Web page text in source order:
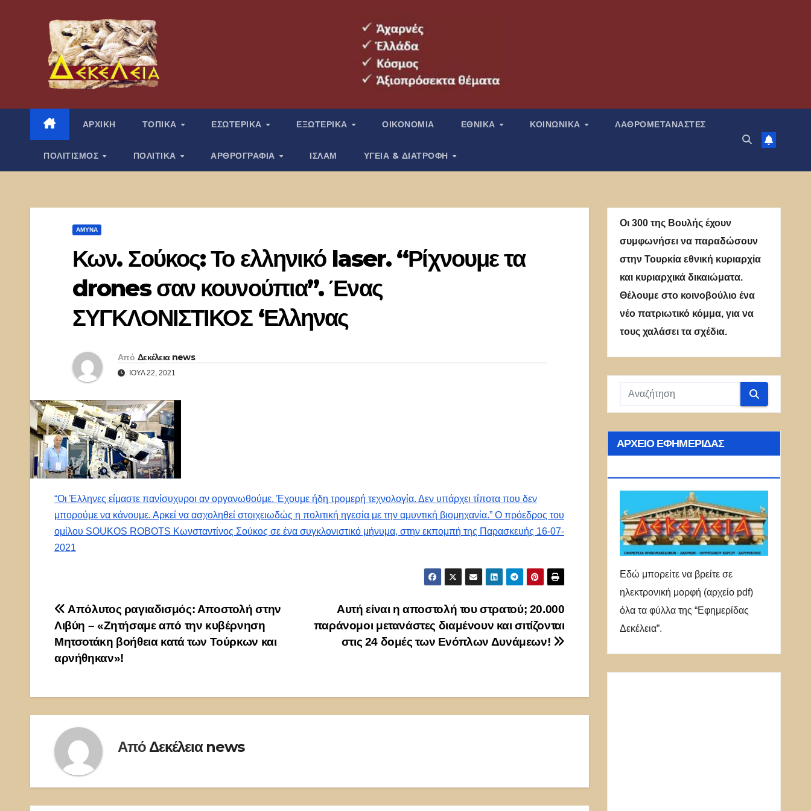
περιεχόμενο
ΑΡΧΙΚΗ ΤΟΠΙΚΑ ΕΣΩΤΕΡΙΚΑ ΕΞΩΤΕΡΙΚΑ ΟΙΚΟΝΟΜΙΑ ΕΘΝΙΚΑ ΚΟΙΝΩΝΙΚΑ ΛΑΘΡΟΜΕΤΑΝΑΣΤΕΣ
ΠΟΛΙΤΙΣΜΟΣ ΠΟΛΙΤΙΚΑ ΑΡΘΡΟΓΡΑΦΙΑ ΙΣΛΑΜ ΥΓΕΙΑ & ΔΙΑΤΡΟΦΗ
ΑΜΥΝΑ
Κων. Σούκος: Το ελληνικό laser. “Ρίχνουμε τα
drones σαν κουνούπια”. Ένας
ΣΥΓΚΛΟΝΙΣΤΙΚΟΣ ‘Ελληνας
Από Δεκέλεια news
ΙΟΎΛ 22, 2021
“Οι Έλληνες είμαστε πανίσυχυροι αν οργανωθούμε. Έχουμε ήδη τρομερή τεχνολογία. Δεν υπάρχει τίποτα που δεν
μπορούμε να κάνουμε. Αρκεί να ασχοληθεί στοιχειωδώς η πολιτική ηγεσία με την αμυντική βιομηχανία.” Ο πρόεδρος του
ομίλου SOUKOS ROBOTS Κωνσταντίνος Σούκος σε ένα συγκλονιστικό μήνυμα, στην εκπομπή της Παρασκευής 16-07-
2021
Πλοήγηση
άρθρων
Αυτή είναι η αποστολή του στρατού; 20.000
παράνομοι μετανάστες διαμένουν και σιτίζονται
στις 24 δομές των Ενόπλων Δυνάμεων!
Απόλυτος ραγιαδισμός: Αποστολή στην
Λιβύη – «Ζητήσαμε από την κυβέρνηση
Μητσοτάκη βοήθεια κατά των Τούρκων και
αρνήθηκαν»!
Από Δεκέλεια news
Οι 300 της Βουλής έχουν
συμφωνήσει να παραδώσουν
στην Τουρκία εθνική κυριαρχία
και κυριαρχικά δικαιώματα.
Θέλουμε στο κοινοβούλιο ένα
νέο πατριωτικό κόμμα, για να
τους χαλάσει τα σχέδια.
ΑΡΧΕΊΟ ΕΦΗΜΕΡΊΔΑΣ
Εδώ μπορείτε να βρείτε σε
ηλεκτρονική μορφή (αρχείο pdf)
όλα τα φύλλα της “Εφημερίδας
Δεκέλεια”.